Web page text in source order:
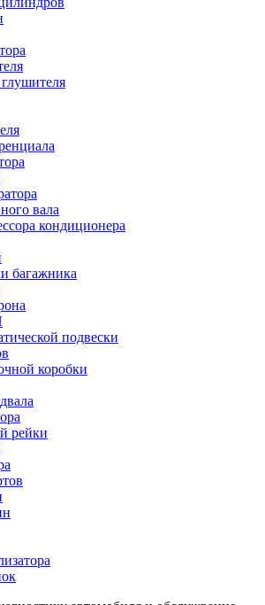
вала
кондиционера
багажника
подвески
коробки
рейки